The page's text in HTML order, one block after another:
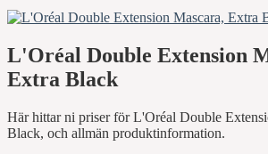
L'Oréal Double Extension
Extra Black
Här hittar ni priser för L'Oréal Double
Black, och allmän produktinformation.